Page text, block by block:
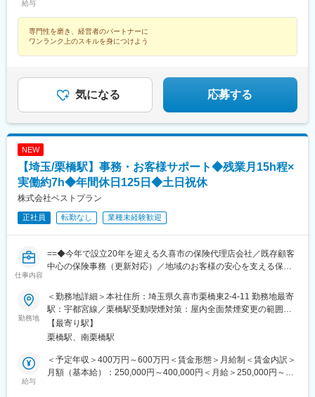
給与
専門性を磨き、経営者のパートナーに
ワンランク上のスキルを身につけよう
気になる 応募する
NEW
【埼玉/栗橋駅】事務・お客様サポート◆残業月15h程×
実働約7h◆年間休日125日◆土日祝休
株式会社ベストプラン
正社員 転勤なし 業種未経験歓迎
仕事内容
==◆今年で設立20年を迎える久喜市の保険代理店会社／既存顧客
中心の保険事務（更新対応）／地域のお客様の安心を支える保険
☆オススメポイント☆
◆doda経由で入社して活躍されている方がいます！
◆経験も重要ですが、保険業界としてお客様に寄り添うことが大
切のためお人柄を最も重視して採用！
◆年間休日125日、有給消化ほぼ100％と休みやすい環境！
◆残業月15時間程度（所定労働時間約7時間）、転勤も無く長期
的に働きやすい環境です！
勤務地
＜勤務地詳細＞本社住所：埼玉県久喜市栗橋東2-4-11 勤務地最寄
駅：宇都宮線／栗橋駅受動喫煙対策：屋内全面禁煙変更の範囲：
会社の定める事業所
【最寄り駅】
栗橋駅、南栗橋駅
給与
＜予定年収＞400万円～600万円＜賃金形態＞月給制＜賃金内訳＞
月額（基本給）：250,000円～400,000円＜月給＞250,000円～